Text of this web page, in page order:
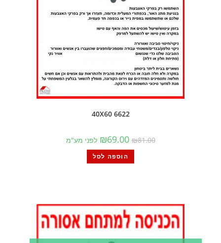
6622 40X60
₪81.00
₪69.00 לפני מע"מ
הוספה לסל